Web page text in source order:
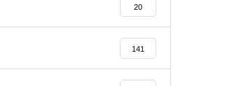
【NEW OPEN】BEAUTY SALO
N Qualis.（クオリス）
20
141